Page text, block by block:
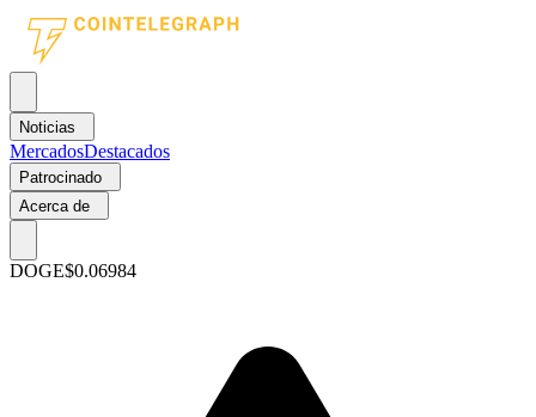
Noticias
MercadosDestacados
Patrocinado
Acerca de
DOGE$0.06984